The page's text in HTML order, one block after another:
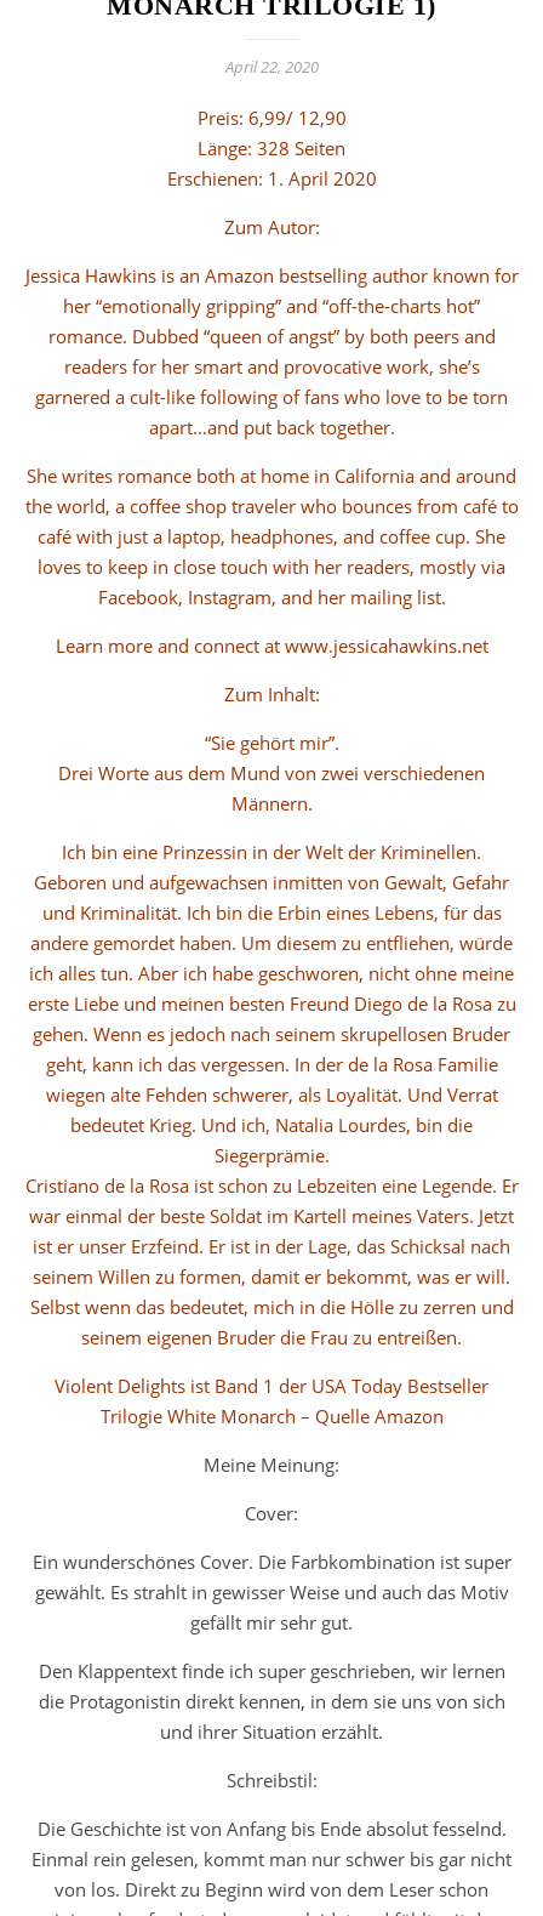
April 22, 2020
Preis: 6,99/ 12,90
Länge: 328 Seiten
Erschienen: 1. April 2020
Zum Autor:
Jessica Hawkins is an Amazon bestselling author known for
her “emotionally gripping” and “off-the-charts hot”
romance. Dubbed “queen of angst” by both peers and
readers for her smart and provocative work, she’s
garnered a cult-like following of fans who love to be torn
apart…and put back together.
She writes romance both at home in California and around
the world, a coffee shop traveler who bounces from café to
café with just a laptop, headphones, and coffee cup. She
loves to keep in close touch with her readers, mostly via
Facebook, Instagram, and her mailing list.
Learn more and connect at www.jessicahawkins.net
Zum Inhalt:
“Sie gehört mir”.
Drei Worte aus dem Mund von zwei verschiedenen
Männern.
Ich bin eine Prinzessin in der Welt der Kriminellen.
Geboren und aufgewachsen inmitten von Gewalt, Gefahr
und Kriminalität. Ich bin die Erbin eines Lebens, für das
andere gemordet haben. Um diesem zu entfliehen, würde
ich alles tun. Aber ich habe geschworen, nicht ohne meine
erste Liebe und meinen besten Freund Diego de la Rosa zu
gehen. Wenn es jedoch nach seinem skrupellosen Bruder
geht, kann ich das vergessen. In der de la Rosa Familie
wiegen alte Fehden schwerer, als Loyalität. Und Verrat
bedeutet Krieg. Und ich, Natalia Lourdes, bin die
Siegerprämie.
Cristiano de la Rosa ist schon zu Lebzeiten eine Legende. Er
war einmal der beste Soldat im Kartell meines Vaters. Jetzt
ist er unser Erzfeind. Er ist in der Lage, das Schicksal nach
seinem Willen zu formen, damit er bekommt, was er will.
Selbst wenn das bedeutet, mich in die Hölle zu zerren und
seinem eigenen Bruder die Frau zu entreißen.
Violent Delights ist Band 1 der USA Today Bestseller
Trilogie White Monarch – Quelle Amazon
Meine Meinung:
Cover:
Ein wunderschönes Cover. Die Farbkombination ist super
gewählt. Es strahlt in gewisser Weise und auch das Motiv
gefällt mir sehr gut.
Den Klappentext finde ich super geschrieben, wir lernen
die Protagonistin direkt kennen, in dem sie uns von sich
und ihrer Situation erzählt.
Schreibstil:
Die Geschichte ist von Anfang bis Ende absolut fesselnd.
Einmal rein gelesen, kommt man nur schwer bis gar nicht
von los. Direkt zu Beginn wird von dem Leser schon